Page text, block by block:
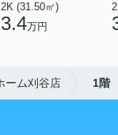
2K (31.50㎡)
3.4万円
ム刈谷店 1階